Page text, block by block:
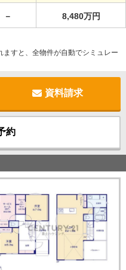
－ 8,480万円
ますと、全物件が自動でシミュレー
資料請求
約